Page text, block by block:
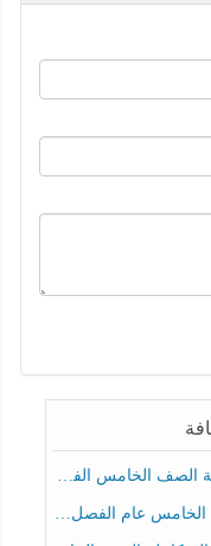
الدراسي الثالث 2025-2026